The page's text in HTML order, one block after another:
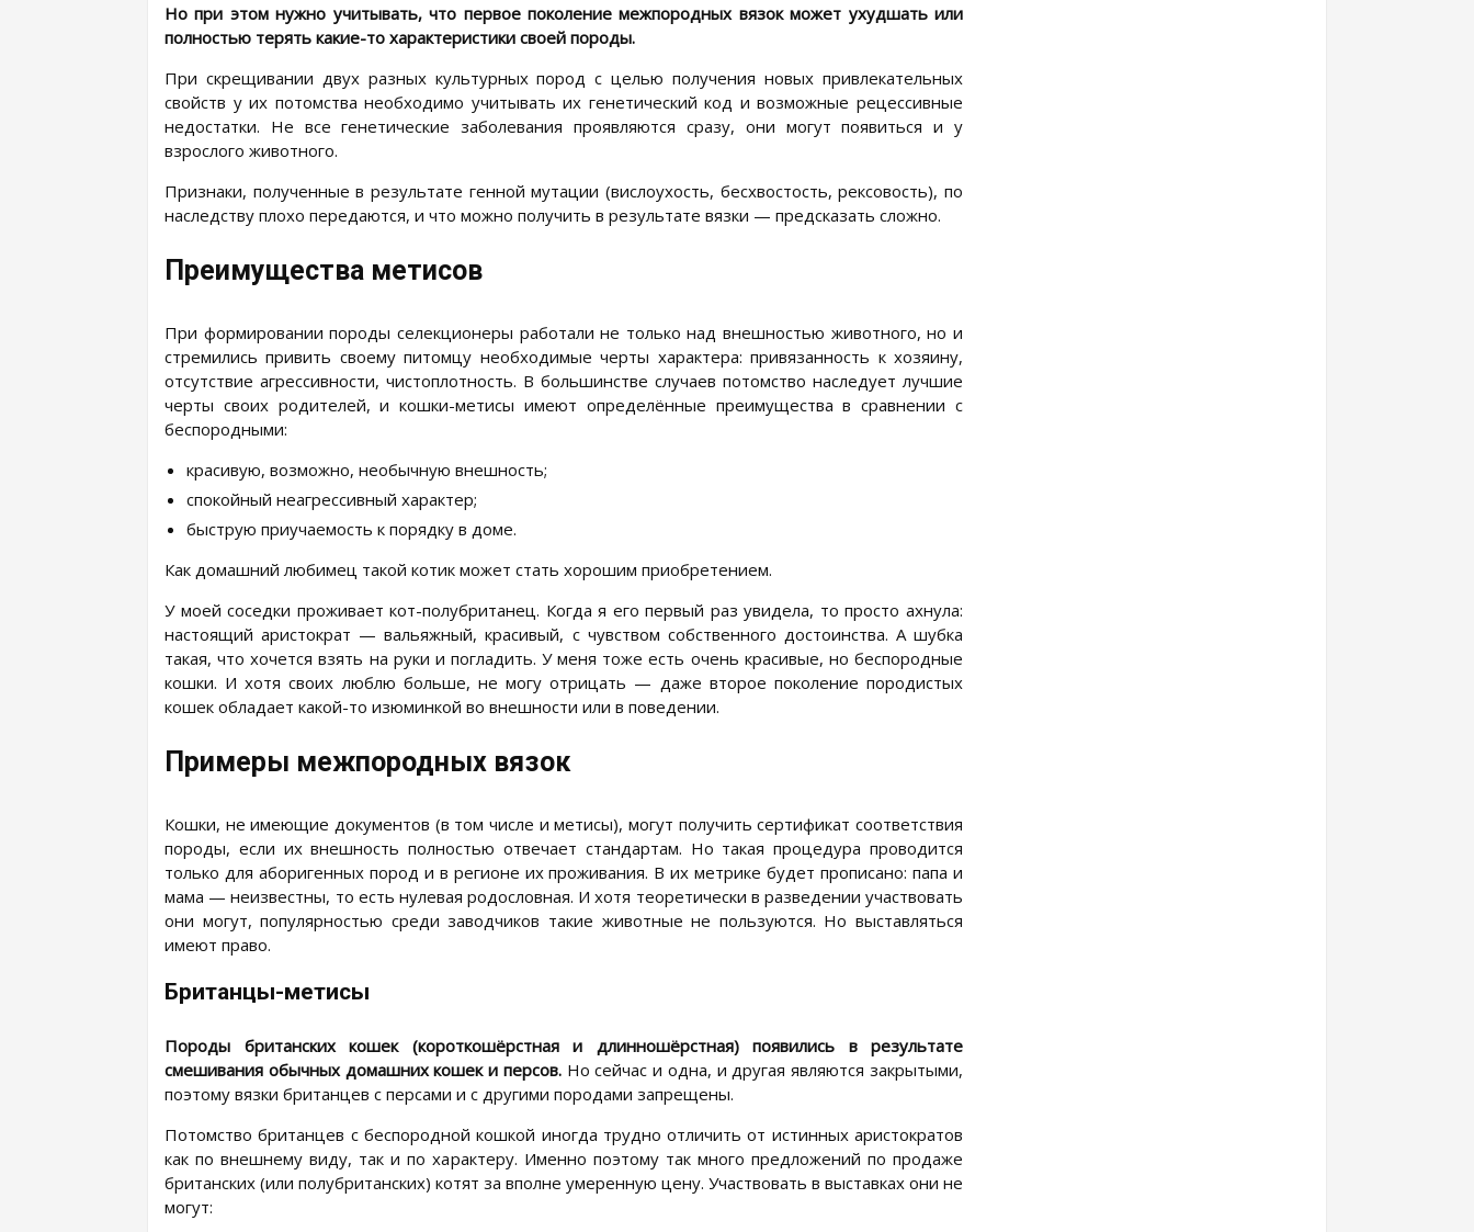
Но при этом нужно учитывать, что первое поколение межпородных вязок может ухудшать или
полностью терять какие-то характеристики своей породы.
При скрещивании двух разных культурных пород с целью получения новых привлекательных
свойств у их потомства необходимо учитывать их генетический код и возможные рецессивные
недостатки. Не все генетические заболевания проявляются сразу, они могут появиться и у
взрослого животного.
Признаки, полученные в результате генной мутации (вислоухость, бесхвостость, рексовость), по
наследству плохо передаются, и что можно получить в результате вязки — предсказать сложно.
Преимущества метисов
При формировании породы селекционеры работали не только над внешностью животного, но и
стремились привить своему питомцу необходимые черты характера: привязанность к хозяину,
отсутствие агрессивности, чистоплотность. В большинстве случаев потомство наследует лучшие
черты своих родителей, и кошки-метисы имеют определённые преимущества в сравнении с
беспородными:
красивую, возможно, необычную внешность;
спокойный неагрессивный характер;
быструю приучаемость к порядку в доме.
Как домашний любимец такой котик может стать хорошим приобретением.
У моей соседки проживает кот-полубританец. Когда я его первый раз увидела, то просто ахнула:
настоящий аристократ — вальяжный, красивый, с чувством собственного достоинства. А шубка
такая, что хочется взять на руки и погладить. У меня тоже есть очень красивые, но беспородные
кошки. И хотя своих люблю больше, не могу отрицать — даже второе поколение породистых
кошек обладает какой-то изюминкой во внешности или в поведении.
Примеры межпородных вязок
Кошки, не имеющие документов (в том числе и метисы), могут получить сертификат соответствия
породы, если их внешность полностью отвечает стандартам. Но такая процедура проводится
только для аборигенных пород и в регионе их проживания. В их метрике будет прописано: папа и
мама — неизвестны, то есть нулевая родословная. И хотя теоретически в разведении участвовать
они могут, популярностью среди заводчиков такие животные не пользуются. Но выставляться
имеют право.
Британцы-метисы
Породы британских кошек (короткошёрстная и длинношёрстная) появились в результате
смешивания обычных домашних кошек и персов.Но сейчас и одна, и другая являются закрытыми,
поэтому вязки британцев с персами и с другими породами запрещены.
Потомство британцев с беспородной кошкой иногда трудно отличить от истинных аристократов
как по внешнему виду, так и по характеру. Именно поэтому так много предложений по продаже
британских (или полубританских) котят за вполне умеренную цену. Участвовать в выставках они не
могут: